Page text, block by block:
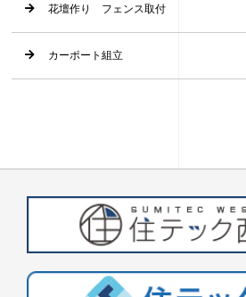
花壇作り フェンス取付
カーポート組立